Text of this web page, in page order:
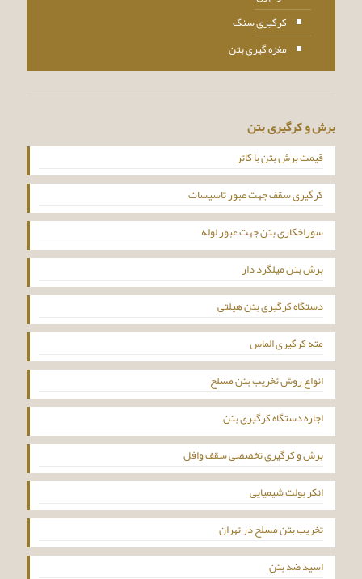
کرگیری سنگ
مغزه گیری بتن
برش و کرگیری بتن
قیمت برش بتن با کاتر
کرگیری سقف جهت عبور تاسیسات
سوراخکاری بتن جهت عبور لوله
برش بتن میلگرد دار
دستگاه کرگیری بتن هیلتی
مته کرگیری الماس
انواع روش تخریب بتن مسلح
اجاره دستگاه کرگیری بتن
برش و کرگیری تخصصی سقف وافل
انکر بولت شیمیایی
تخریب بتن مسلح در تهران
اسید ضد بتن